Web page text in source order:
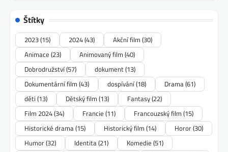
Štítky
2023(15) 2024(43) Akční film (30)
Animace (23) Animovaný film (40)
Dobrodružství(57) dokument(13)
Dokumentární film (43) dospívání(18) Drama(61)
děti (13) Dětský film (13) Fantasy(22)
Film 2024(34) Francie (11) Francouzský film (15)
Historické drama(15) Historický film (14) Horor(30)
Humor(32) Identita(21) Komedie (51)